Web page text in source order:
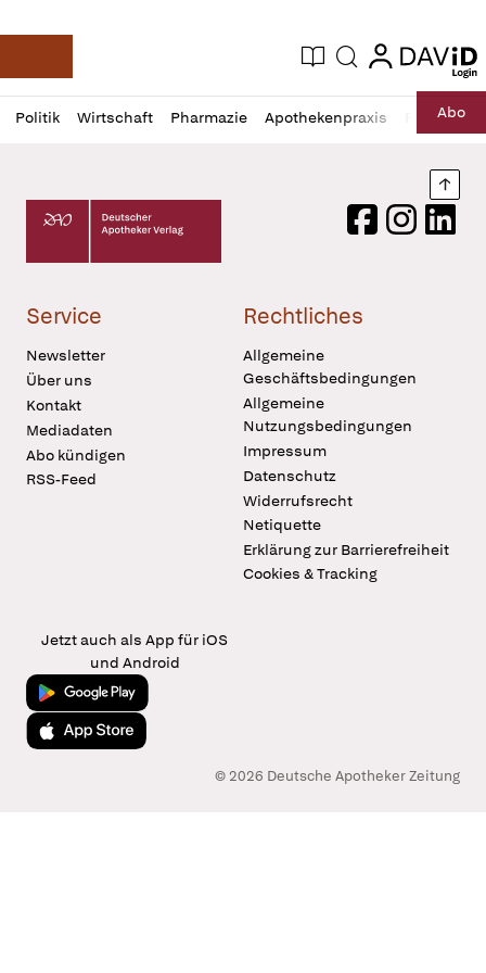
Deutsche Apotheker Zeitung
Aktuelle Ausgabe
Suche login
login
Politik Wirtschaft Pharmazie Apothekenpraxis RechtAbo
Profil
öffnen
Daz
Pur
Deutscher Apotheker Verlag Logo
FacebookInstagram
Service
Newsletter
Über uns
Kontakt
Mediadaten
Abo kündigen
RSS-Feed
Rechtliches
Allgemeine
Geschäftsbedingungen
Allgemeine
Nutzungsbedingungen
Impressum
Datenschutz
Widerrufsrecht
Netiquette
Erklärung zur Barrierefreiheit
Cookies & Tracking
Jetzt auch als App für iOS
und Android
Jetzt bei Google Play
Laden im App Store
© 2026 Deutsche Apotheker Zeitung